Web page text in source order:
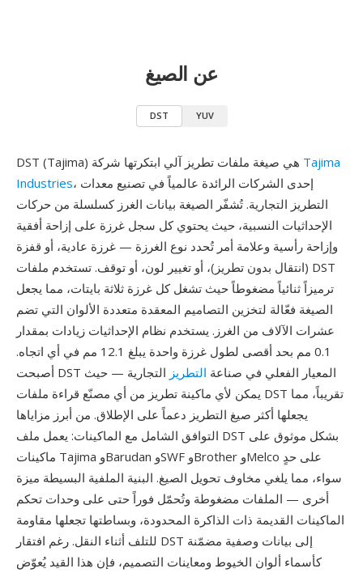
عن الصيغ
DST YUV
Tajima
Industries، إحدى الشركات الرائدة عالمياً في تصنيع معدات
التطريز التجارية. تُشفّر الصيغة بيانات الغرز كسلسلة من حركات
الإحداثيات النسبية، حيث يحتوي كل سجل غرزة على إزاحة أفقية
وإزاحة رأسية وعلامة أمر تُحدد نوع الغرزة — غرزة عادية، أو قفزة
(انتقال بدون تطريز)، أو تغيير لون، أو توقف. تستخدم ملفات DST
ترميزاً ثنائياً مضغوطاً حيث تشغل كل غرزة ثلاثة بايتات، مما يجعل
الصيغة فعّالة لتخزين التصاميم المعقدة متعددة الألوان التي تضم
عشرات الآلاف من الغرز. يستخدم نظام الإحداثيات زيادات بمقدار
0.1 مم بحد أقصى لطول غرزة واحدة يبلغ 12.1 مم في أي اتجاه.
أصبحت DST المعيار الفعلي في صناعة التطريز التجارية — حيث
يمكن لأي ماكينة تطريز من أي مصنّع قراءة ملفات DST تقريباً، مما
يجعلها أكثر صيغ التطريز دعماً على الإطلاق. من أبرز مزاياها
التوافق الشامل مع الماكينات: يعمل ملف DST بشكل موثوق على
ماكينات Tajima وBarudan وSWF وBrother وMelco على حدٍ
سواء، مما يلغي مخاوف تحويل الصيغ. البنية الملفية البسيطة ميزة
أخرى — الملفات مضغوطة وتُحمّل فوراً حتى على وحدات تحكم
الماكينات القديمة ذات الذاكرة المحدودة، وبساطتها تجعلها مقاومة
للتلف أثناء النقل. رغم افتقار DST إلى بيانات وصفية مضمّنة
كأسماء ألوان الخيوط ومعاينات التصميم، فإن هذا القيد يُعوّض